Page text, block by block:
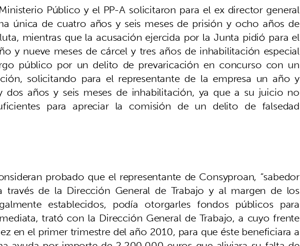
Público y el PP-A solicitaron para el ex director general
única de cuatro años y seis meses de prisión y ocho años de
mientras que la acusación ejercida por la Junta pidió para el
y nueve meses de cárcel y tres años de inhabilitación especial
público por un delito de prevaricación en concurso con un
solicitando para el representante de la empresa un año y
dos años y seis meses de inhabilitación, ya que a su juicio no
para apreciar la comisión de un delito de falsedad
probado que el representante de Consyproan, “sabedor
de la Dirección General de Trabajo y al margen de los
establecidos, podía otorgarles fondos públicos para
trató con la Dirección General de Trabajo, a cuyo frente
en el primer trimestre del año 2010, para que éste beneficiara a